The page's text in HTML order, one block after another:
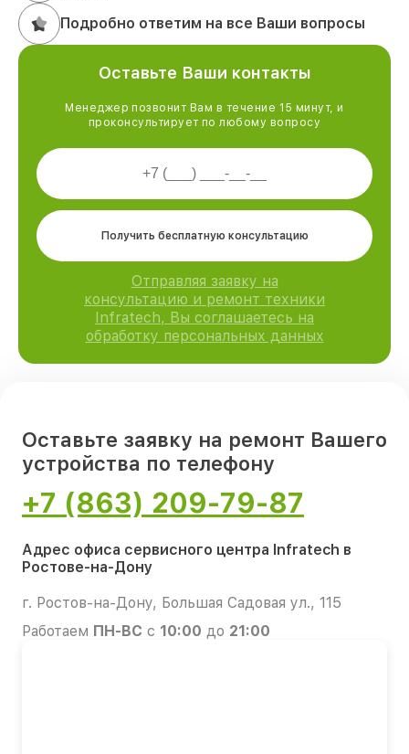
Подробно ответим на все Ваши вопросы
Оставьте Ваши контакты
Менеджер позвонит Вам в течение 15 минут, и
проконсультирует по любому вопросу
Получить бесплатную консультацию
Отправляя заявку на
консультацию и ремонт техники
Infratech, Вы соглашаетесь на
обработку персональных данных
Оставьте заявку на ремонт Вашего
устройства по телефону
+7 (863) 209-79-87
Адрес офиса сервисного центра Infratech в
Ростове-на-Дону
г. Ростов-на-Дону, Большая Садовая ул., 115
Работаем ПН-ВС с 10:00 до 21:00